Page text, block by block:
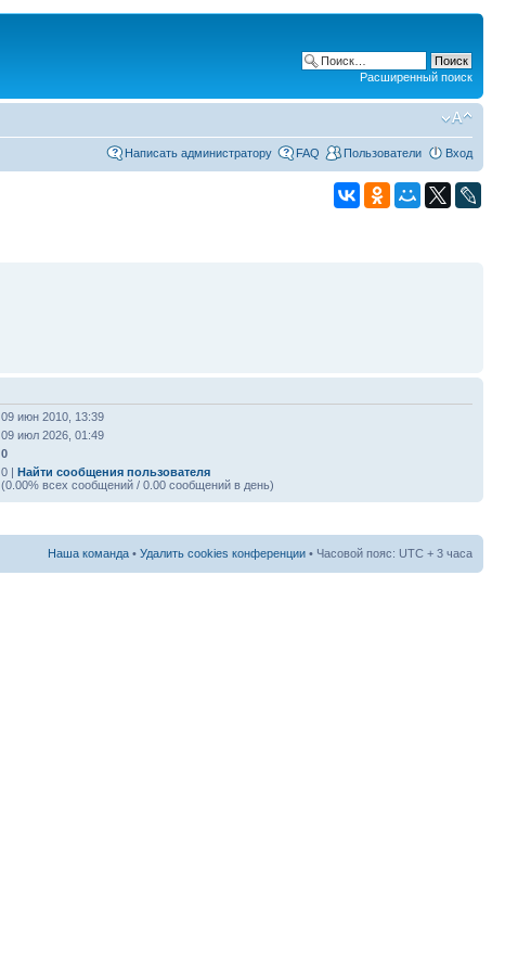
Расширенный поиск
Написать администратору FAQ Пользователи Вход
09 июн 2010, 13:39
09 июл 2026, 01:49
0
0 | Найти сообщения пользователя
(0.00% всех сообщений / 0.00 сообщений в день)
Наша команда • Удалить cookies конференции • Часовой пояс: UTC + 3 часа